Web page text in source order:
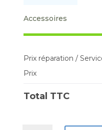
Accessoires
Prix réparation /
Prix
Total TTC